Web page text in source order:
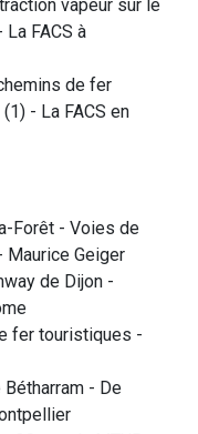
vapeur sur le
FACS à
de fer
- La FACS en
Forêt - Voies de
Maurice Geiger
de Dijon -
fer touristiques -
- De